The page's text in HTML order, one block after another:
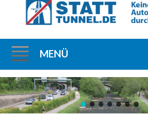
MENÜ
Direkt
zum
Inhalt